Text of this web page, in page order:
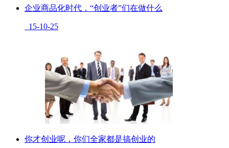
企业商品化时代，“创业者”们在做什么
15-10-25
你才创业呢，你们全家都是搞创业的